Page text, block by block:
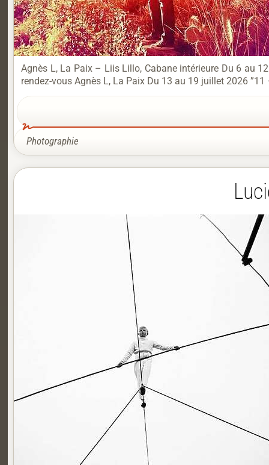
Agnès L, La Paix – Liis Lillo, Cabane intérieure Du 6 au
rendez-vous Agnès L, La Paix Du 13 au 19 juillet 2026 ”11
Photographie